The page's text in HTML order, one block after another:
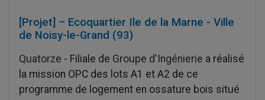
[Projet] – Ecoquartier Ile de la Marne - Ville
de Noisy-le-Grand (93)
Quatorze - Filiale de Groupe d'Ingénierie a réalisé
la mission OPC des lots A1 et A2 de ce
programme de logement en ossature bois situé